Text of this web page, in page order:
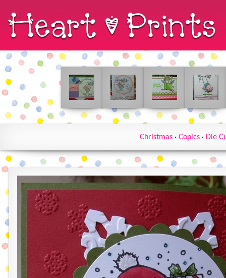
Christmas · Copics · Die